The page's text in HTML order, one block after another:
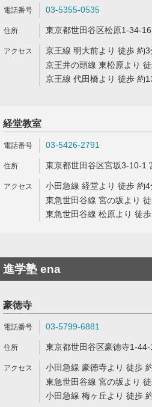
03-5355-0535
東京都世田谷区松原1-34-
京王線 明大前より 徒歩 約3
京王井の頭線 東松原より
京王線 代田橋より 徒歩 約
経堂教室
03-5426-2791
東京都世田谷区宮坂3-10-1
小田急線 経堂より 徒歩 約4
東急世田谷線 宮の坂より
東急世田谷線 松原より 徒
進学塾 ena
豪徳寺
03-5799-6881
東京都世田谷区豪徳寺1-
小田急線 豪徳寺より 徒歩
東急世田谷線 宮の坂より
小田急線 梅ヶ丘より 徒歩